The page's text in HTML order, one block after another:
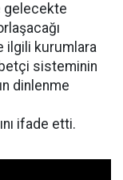
gelecekte
ilgili kurumlara
sisteminin
dinlenme
ifade etti.